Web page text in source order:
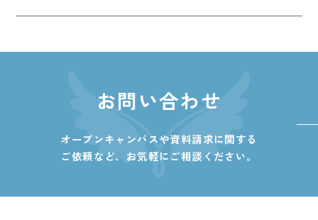
お問い合わせ
オープンキャンパスや資料請求に関する
ご依頼など、 お気軽にご相談ください。